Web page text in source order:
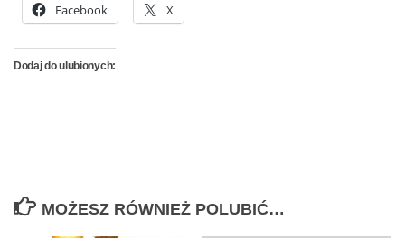
Facebook X
Dodaj do ulubionych:
MOŻESZ RÓWNIEŻ POLUBIĆ…